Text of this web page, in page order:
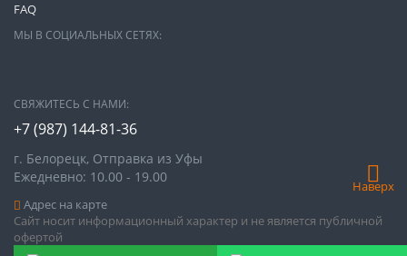
Наверх
FAQ
МЫ В СОЦИАЛЬНЫХ СЕТЯХ:
СВЯЖИТЕСЬ С НАМИ:
+7 (987) 144-81-36
г. Белорецк, Отправка из Уфы
Ежедневно: 10.00 - 19.00
Адрес на карте
Сайт носит информационный характер и не является публичной
офертой